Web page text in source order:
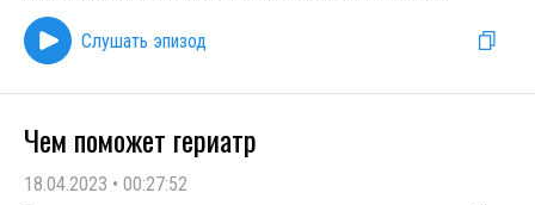
Слушать эпизод
Чем поможет гериатр
18.04.2023 • 00:27:52